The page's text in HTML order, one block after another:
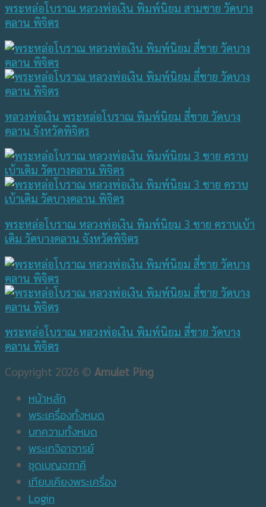
พระหล่อโบราณ หลวงพ่อเงิน พิมพ์นิยม สามชาย วัดบาง
คลาน พิจิตร
หลวงพ่อเงิน พระหล่อโบราณ พิมพ์นิยม สี่ชาย วัดบาง
คลาน จังหวัดพิจิตร
พระหล่อโบราณ หลวงพ่อเงิน พิมพ์นิยม 3 ชาย คราบเบ้า
เดิม วัดบางคลาน จังหวัดพิจิตร
พระหล่อโบราณ หลวงพ่อเงิน พิมพ์นิยม สี่ชาย วัดบาง
คลาน พิจิตร
Copyright 2026 © Amulet Ping
หน้าหลัก
พระเครื่องทั้งหมด
บทความทั้งหมด
พระเกจิอาจารย์
ชุดเบญจภาคี
เทียบเคียงพระเครื่อง
Login